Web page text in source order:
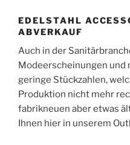
EDELSTAHL
ABVERKAUF
Auch in der
Modeerscheinungen und
geringe Stückzahlen,
Produktion nicht mehr
fabrikneuen aber etwas
Ihnen hier in unserem